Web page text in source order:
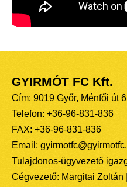
GYIRMÓT FC Kft.
Cím: 9019 Győr, Ménfői út
Telefon: +36-96-831-836
FAX: +36-96-831-836
Email:
Tulajdonos-ügyvezető
Cégvezető: Margitai Zoltán